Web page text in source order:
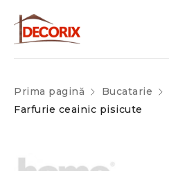
Prima pagină Bucatarie
Farfurie ceainic pisicute